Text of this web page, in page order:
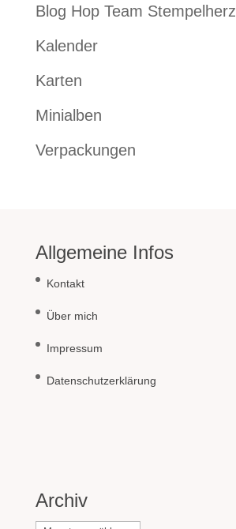
Blog Hop Team Stempelherz
Kalender
Karten
Minialben
Verpackungen
Allgemeine Infos
Kontakt
Über mich
Impressum
Datenschutzerklärung
Archiv